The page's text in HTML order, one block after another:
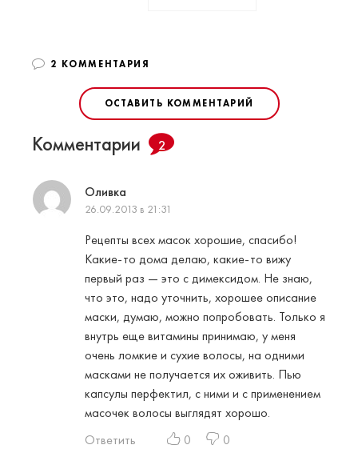
2 КОММЕНТАРИЯ
ОСТАВИТЬ КОММЕНТАРИЙ
Комментарии 2
Оливка
26.09.2013 в 21:31
Рецепты всех масок хорошие, спасибо!
Какие-то дома делаю, какие-то вижу
первый раз — это с димексидом. Не знаю,
что это, надо уточнить, хорошее описание
маски, думаю, можно попробовать. Только я
внутрь еще витамины принимаю, у меня
очень ломкие и сухие волосы, на одними
масками не получается их оживить. Пью
капсулы перфектил, с ними и с применением
масочек волосы выглядят хорошо.
Ответить
0 0